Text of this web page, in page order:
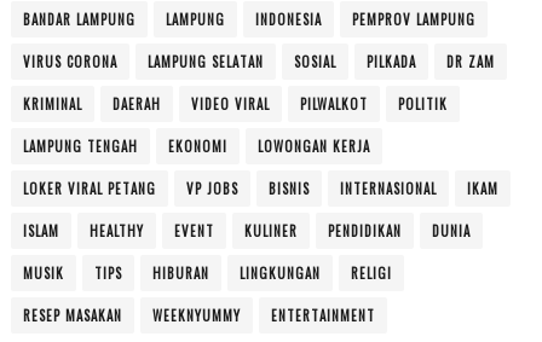
BANDAR LAMPUNG LAMPUNG INDONESIA PEMPROV LAMPUNG
VIRUS CORONA LAMPUNG SELATAN SOSIAL PILKADA DR ZAM
KRIMINAL DAERAH VIDEO VIRAL PILWALKOT POLITIK
LAMPUNG TENGAH EKONOMI LOWONGAN KERJA
LOKER VIRAL PETANG VP JOBS BISNIS INTERNASIONAL IKAM
ISLAM HEALTHY EVENT KULINER PENDIDIKAN DUNIA
MUSIK TIPS HIBURAN LINGKUNGAN RELIGI
RESEP MASAKAN WEEKNYUMMY ENTERTAINMENT